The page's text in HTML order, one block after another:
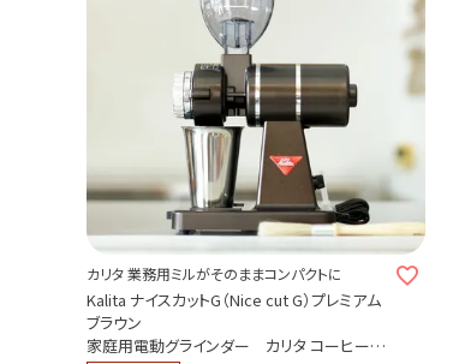
カリタ 業務用ミルがそのままコンパクトに
Kalita ナイスカットG（Nice cut G）プレミアム
ブラウン
家庭用電動グラインダー カリタ コーヒーミ